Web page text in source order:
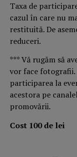
Taxa de
cazul în care nu
restituită. De
reduceri.
*** Vă rugăm să
vor face fotografii.
participarea la
acestora pe
promovării.
Cost 100 de lei